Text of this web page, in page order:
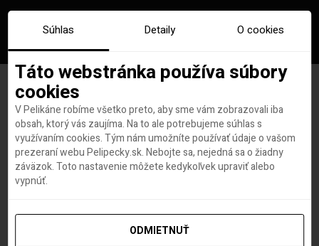
Značka:budapešť
Súhlas Detaily O cookies
Táto webstránka používa súbory
cookies
V Pelikáne robíme všetko preto, aby sme vám zobrazovali iba
obsah, ktorý vás zaujíma. Na to ale potrebujeme súhlas s
využívaním cookies. Tým nám umožníte používať údaje o vašom
prezeraní webu Pelipecky.sk. Nebojte sa, nejedná sa o žiadny
záväzok. Toto nastavenie môžete kedykoľvek upraviť alebo
vypnúť.
ODMIETNUŤ